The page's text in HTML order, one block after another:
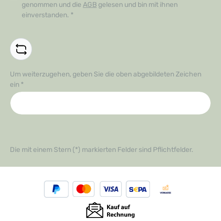
genommen und die AGB gelesen und bin mit ihnen
einverstanden. *
Um weiterzugehen, geben Sie die oben abgebildeten Zeichen
ein *
Die mit einem Stern (*) markierten Felder sind Pflichtfelder.